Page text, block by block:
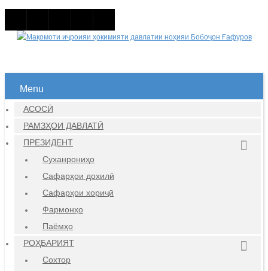
Menu
АСОСӢ
РАМЗҲОИ ДАВЛАТӢ
ПРЕЗИДЕНТ
Суханрониҳо
Сафарҳои дохилӣ
Сафарҳои хориҷӣ
Фармонҳо
Паёмҳо
РОҲБАРИЯТ
Сохтор